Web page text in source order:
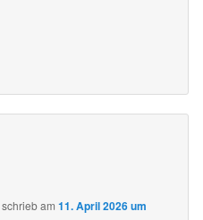
schriebam11. April 2026 um